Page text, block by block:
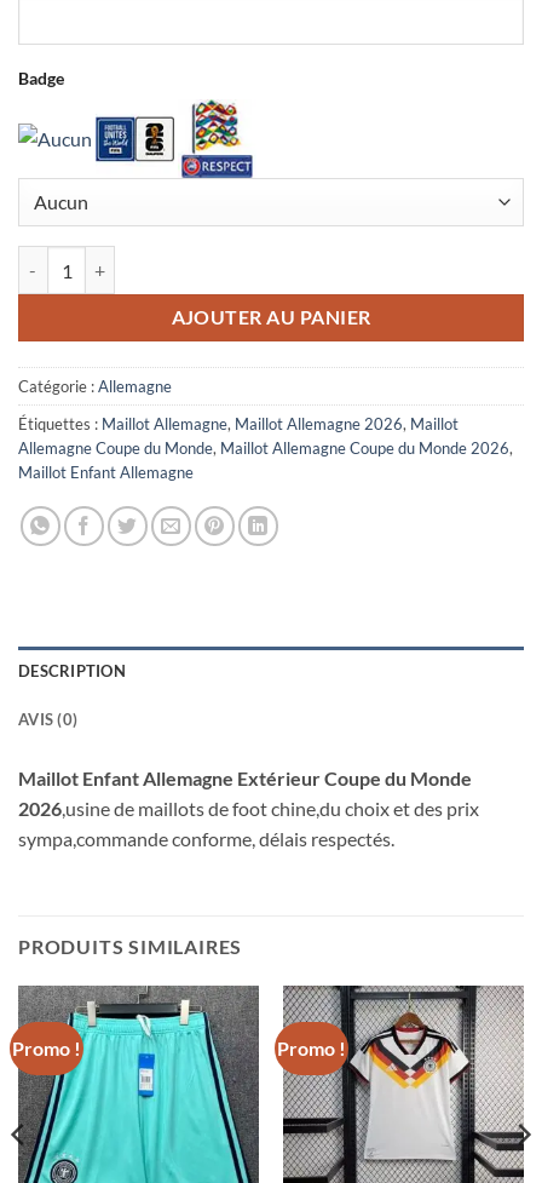
Badge
AJOUTER AU PANIER
Catégorie :Allemagne
Étiquettes : Maillot Allemagne, Maillot Allemagne 2026, Maillot
Allemagne Coupe du Monde, Maillot Allemagne Coupe du Monde 2026,
Maillot Enfant Allemagne
DESCRIPTION
AVIS (0)
Maillot Enfant Allemagne Extérieur Coupe du Monde
2026,usine de maillots de foot chine,du choix et des prix
sympa,commande conforme, délais respectés.
PRODUITS SIMILAIRES
Promo ! Promo !